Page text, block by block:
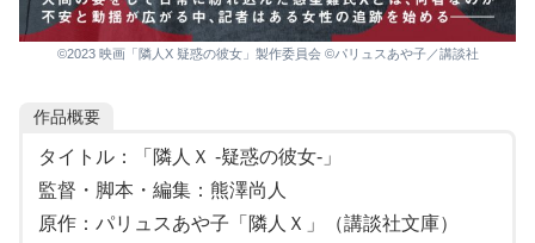
©2023 映画「隣人X 疑惑の彼女」製作委員会 ©パリュスあや子／講談社
作品概要
タイトル：「隣人Ｘ -疑惑の彼女-」
監督・脚本・編集：熊澤尚人
原作：パリュスあや子「隣人Ｘ」（講談社文庫）